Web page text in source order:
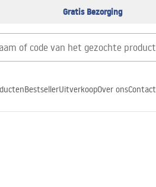
Gratis Bezorging
BestsellerUitverkoopOver onsContact